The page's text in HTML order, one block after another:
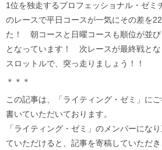
1位を独走するプロフェッショナル・ゼ
のレースで平日コースが一気にその差を
た！ 朝コースと日曜コースも順位が並
となっています！ 次レースが最終戦と
スロットルで、突っ走りましょう！！
＊＊＊
この記事は、「ライティング・ゼミ」に
書いていただいております。
「ライティング・ゼミ」のメンバーにな
ていただけると、記事を寄稿していただ